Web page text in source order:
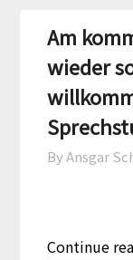
Am
wieder
By Ansgar
Continue